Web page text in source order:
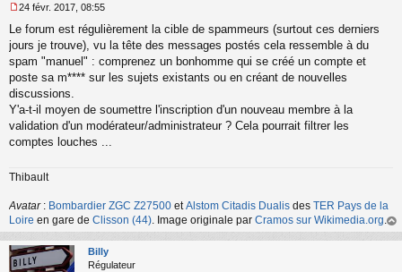
e
s
s
g
e
n
o
n
24 févr. 2017, 08:55
Le forum est régulièrement la cible de spammeurs (surtout ces derniers
jours je trouve), vu la tête des messages postés cela ressemble à du
spam "manuel" : comprenez un bonhomme qui se créé un compte et
poste sa m**** sur les sujets existants ou en créant de nouvelles
discussions.
Y'a-t-il moyen de soumettre l'inscription d'un nouveau membre à la
validation d'un modérateur/administrateur ? Cela pourrait filtrer les
comptes louches ...
Thibault
Avatar : Bombardier ZGC Z27500 etAlstom Citadis Dualis des TER Pays de la
Loire en gare de Clisson (44). Image originale par Cramos sur Wikimedia.org.
au
Billy
Régulateur